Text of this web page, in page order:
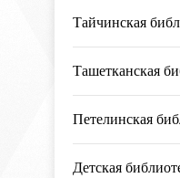
Тайчинская
Ташетканская
Петелинская
Детская